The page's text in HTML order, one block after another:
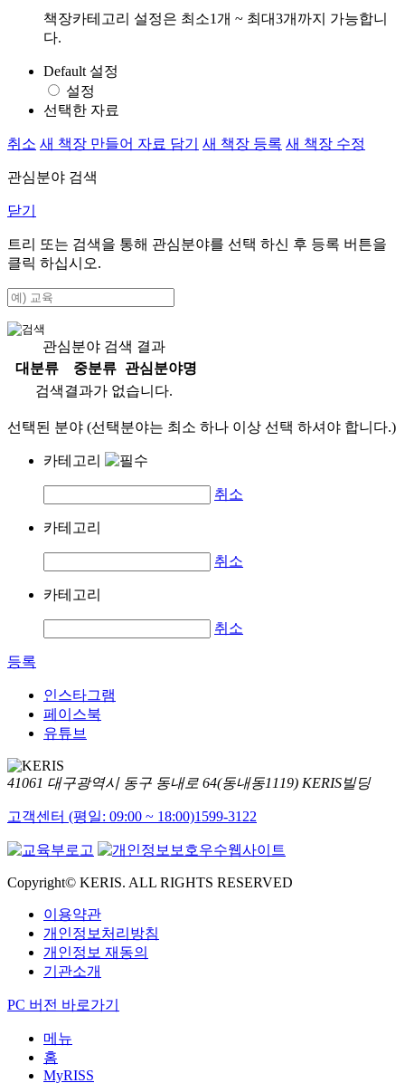
책장카테고리 설정은 최소1개 ~ 최대3개까지 가능합니
다.
Default 설정
설정
선택한 자료
취소 새 책장 만들어 자료 담기 새 책장 등록 새 책장 수정
관심분야 검색
닫기
트리 또는 검색을 통해 관심분야를 선택 하신 후 등록 버튼을
클릭 하십시오.
관심분야 검색 결과
대분류
중분류
관심분야명
검색결과가 없습니다.
선택된 분야 (선택분야는 최소 하나 이상 선택 하셔야 합니다.)
카테고리
취소
카테고리
취소
카테고리
취소
등록
인스타그램
페이스북
유튜브
41061 대구광역시 동구 동내로 64(동내동1119) KERIS빌딩
고객센터 (평일: 09:00 ~ 18:00)1599-3122
Copyright© KERIS. ALL RIGHTS RESERVED
이용약관
개인정보처리방침
개인정보 재동의
기관소개
PC 버전 바로가기
메뉴
홈
MyRISS